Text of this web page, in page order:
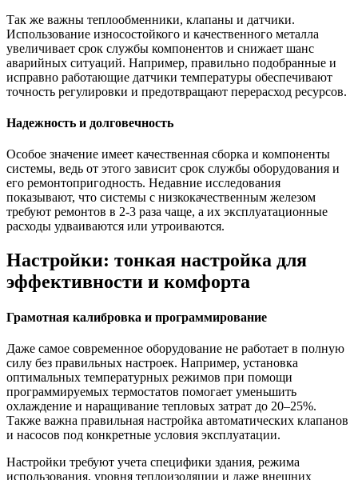
Так же важны теплообменники, клапаны и датчики.
Использование износостойкого и качественного металла
увеличивает срок службы компонентов и снижает шанс
аварийных ситуаций. Например, правильно подобранные и
исправно работающие датчики температуры обеспечивают
точность регулировки и предотвращают перерасход ресурсов.
Надежность и долговечность
Особое значение имеет качественная сборка и компоненты
системы, ведь от этого зависит срок службы оборудования и
его ремонтопригодность. Недавние исследования
показывают, что системы с низкокачественным железом
требуют ремонтов в 2-3 раза чаще, а их эксплуатационные
расходы удваиваются или утроиваются.
Настройки: тонкая настройка для
эффективности и комфорта
Грамотная калибровка и программирование
Даже самое современное оборудование не работает в полную
силу без правильных настроек. Например, установка
оптимальных температурных режимов при помощи
программируемых термостатов помогает уменьшить
охлаждение и наращивание тепловых затрат до 20–25%.
Также важна правильная настройка автоматических клапанов
и насосов под конкретные условия эксплуатации.
Настройки требуют учета специфики здания, режима
использования, уровня теплоизоляции и даже внешних